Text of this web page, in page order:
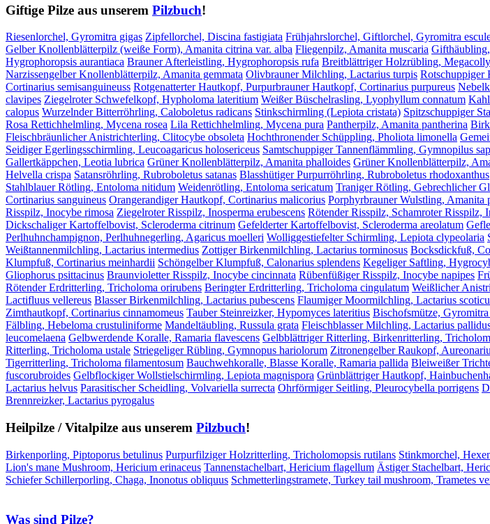
Giftige Pilze aus unserem Pilzbuch!
Riesenlorchel, Gyromitra gigas Zipfellorchel, Discina fastigiata Frühjahrslorchel, Giftlorchel, Gyromitra
Gelber Knollenblätterpilz (weiße Form), Amanita citrina var. alba Fliegenpilz, Amanita muscaria
Hygrophoropsis aurantiaca Brauner Afterleistling, Hygrophoropsis rufa Breitblättriger Holzrübling,
Narzissengelber Knollenblätterpilz, Amanita gemmata Olivbrauner Milchling, Lactarius turpis Rotschuppiger
Cortinarius semisanguineuss Rotgenatterter Hautkopf, Purpurbrauner Hautkopf, Cortinarius purpureus
clavipes Ziegelroter Schwefelkopf, Hypholoma lateritium Weißer Büschelrasling, Lyophyllum connatum
calopus Wurzelnder Bitterröhrling, Caloboletus radicans Stinkschirmling (Lepiota cristata) Spitzschuppiger
Rosa Rettichhelmling, Mycena rosea Lila Rettichhelmling, Mycena pura Pantherpilz, Amanita pantherina
Fleischbräunlicher Anistrichterling, Clitocybe obsoleta Hochthronender Schüppling, Pholiota limonella
Seidiger Egerlingsschirmling, Leucoagaricus holosericeus Samtschuppiger Tannenflämmling, Gymnopilus
Gallertkäppchen, Leotia lubrica Grüner Knollenblätterpilz, Amanita phalloides Grüner Knollenblätterpilz,
Helvella crispa Satansröhrling, Rubroboletus satanas Blasshütiger Purpurröhrling, Rubroboletus rhodoxanthus
Stahlblauer Rötling, Entoloma nitidum Weidenrötling, Entoloma sericatum Traniger Rötling, Gebrechlicher
Cortinarius sanguineus Orangerandiger Hautkopf, Cortinarius malicorius Porphyrbrauner Wulstling, Amanita
Risspilz, Inocybe rimosa Ziegelroter Risspilz, Inosperma erubescens Rötender Risspilz, Schamroter Risspilz,
Dickschaliger Kartoffelbovist, Scleroderma citrinum Gefelderter Kartoffelbovist, Scleroderma areolatum
Perlhuhnchampignon, Perlhuhnegerling, Agaricus moelleri Wolliggestiefelter Schirmling, Lepiota clypeolaria
Weißtannenmilchling, Lactarius intermedius Zottiger Birkenmilchling, Lactarius torminosus Bocksdickfuß,
Klumpfuß, Cortinarius meinhardii Schöngelber Klumpfuß, Calonarius splendens Kegeliger Saftling,
Gliophorus psittacinus Braunvioletter Risspilz, Inocybe cincinnata Rübenfüßiger Risspilz, Inocybe napipes
Rötender Erdritterling, Tricholoma orirubens Beringter Erdritterling, Tricholoma cingulatum Weißlicher
Lactifluus vellereus Blasser Birkenmilchling, Lactarius pubescens Flaumiger Moormilchling, Lactarius
Zimthautkopf, Cortinarius cinnamomeus Tauber Steinreizker, Hypomyces lateritius Bischofsmütze,
Fälbling, Hebeloma crustuliniforme Mandeltäubling, Russula grata Fleischblasser Milchling, Lactarius
leucomelaena Gelbwerdende Koralle, Ramaria flavescens Gelbblättriger Ritterling, Birkenritterling,
Ritterling, Tricholoma ustale Striegeliger Rübling, Gymnopus hariolorum Zitronengelber Raukopf,
Tigerritterling, Tricholoma filamentosum Bauchwehkoralle, Blasse Koralle, Ramaria pallida Bleiweißer
fuscorubroides Gelbflockiger Wollstielschirmling, Lepiota magnispora Grünblättriger Hautkopf,
Lactarius helvus Parasitischer Scheidling, Volvariella surrecta Ohrförmiger Seitling, Pleurocybella porrigens
Brennreizker, Lactarius pyrogalus
Heilpilze / Vitalpilze aus unserem Pilzbuch!
Birkenporling, Piptoporus betulinus Purpurfilziger Holzritterling, Tricholomopsis rutilans Stinkmorchel,
Lion's mane Mushroom, Hericium erinaceus Tannenstachelbart, Hericium flagellum Ästiger Stachelbart,
Schiefer Schillerporling, Chaga, Inonotus obliquus Schmetterlingstramete, Turkey tail mushroom, Trametes
Was sind Pilze?